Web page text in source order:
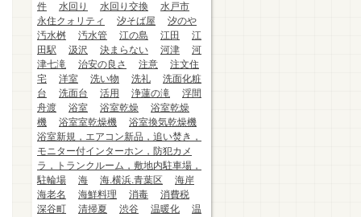
件
水回り 水回り交換
水戸市
永住クォリティ
汐そば屋
汐のや
汚水桝
汚水管 江の島 江田
江
田駅
汲沢 決まらない 河津
河
津七滝
治安の良さ 注意
注文住
宅
洋室 洗い物 洗礼
洗面化粧
台
洗面台 活用 浄蓮の滝
浮間
舟渡
浴室 浴室乾燥
浴室乾燥
機
浴室室乾燥機
浴室換気乾燥機
浴室新規，エアコン新品，追い焚き，
モニター付インターホン，防犯カメ
ラ，トランクルーム，敷地内駐車場，
駐輪場
海 海.横浜.青葉区
海岸
海老名
海鮮料理 消毒
消費税
深谷町
清掃夏 渋谷 温暖化
温